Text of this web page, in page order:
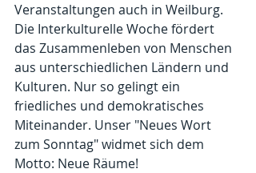
Veranstaltungen auch in Weilburg.
Die Interkulturelle Woche fördert
das Zusammenleben von Menschen
aus unterschiedlichen Ländern und
Kulturen. Nur so gelingt ein
friedliches und demokratisches
Miteinander. Unser "Neues Wort
zum Sonntag" widmet sich dem
Motto: Neue Räume!